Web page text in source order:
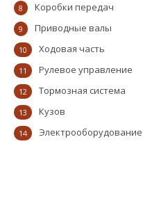
8 Коробки передач
9 Приводные валы
10 Ходовая часть
11 Рулевое управление
12 Тормозная система
13 Кузов
14 Электрооборудование